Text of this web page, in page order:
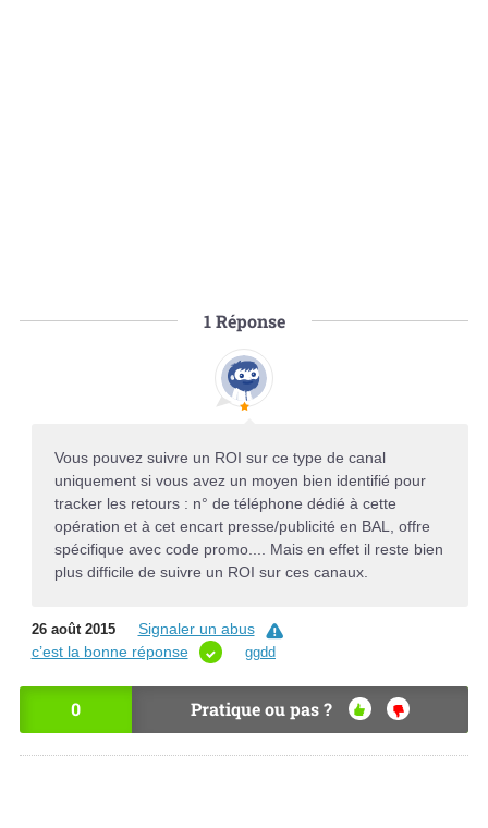
1Réponse
Vous pouvez suivre un ROI sur ce type de canal
uniquement si vous avez un moyen bien identifié pour
tracker les retours : n° de téléphone dédié à cette
opération et à cet encart presse/publicité en BAL, offre
spécifique avec code promo.... Mais en effet il reste bien
plus difficile de suivre un ROI sur ces canaux.
26 août 2015
Signaler un abus
c’est la bonne réponse
ggdd
0 Pratique ou pas ?
OU
I
NO